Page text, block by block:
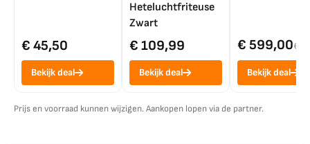
€ 45,50
Bekijk deal
Heteluchtfriteuse
Zwart
€ 109,99
Bekijk deal
€ 599,00€
Bekijk deal
Prijs en voorraad kunnen wijzigen. Aankopen lopen via de partner.